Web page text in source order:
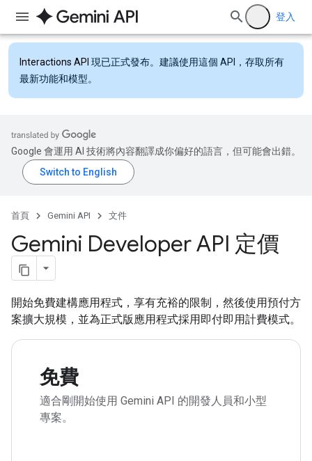
登入
Interactions API 現已正式發布。建議使用這個 API，存取所有
最新功能和模型。
Google 會運用 AI 技術將內容翻譯成你偏好的語言，但可能會出錯。
首頁 Gemini API 文件
Gemini Developer API 定價
開始免費建構應用程式，享有充裕的限制，然後使用預付方
案擴大規模，並為正式版應用程式採用即付即用計費模式。
免費
適合剛開始使用 Gemini API 的開發人員和小型
專案。